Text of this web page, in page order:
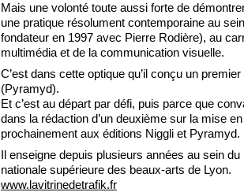
Mais une volonté toute aussi forte de
une pratique résolument contemporaine au
fondateur en 1997 avec Pierre Rodière), au
multimédia et de la communication visuelle.
C’est dans cette optique qu’il conçu un
(Pyramyd).
Et c’est au départ par défi, puis parce que
dans la rédaction d’un deuxième sur la mise
prochainement aux éditions Niggli et Pyramyd.
Il enseigne depuis plusieurs années au sein
nationale supérieure des beaux-arts de Lyon.
www.lavitrinedetrafik.fr